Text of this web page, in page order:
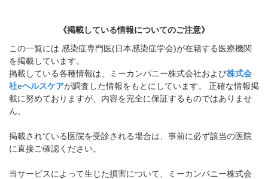
《掲載している情報についてのご注意》
この一覧には 感染症専門医(日本感染症学会)が在籍する医療機関
を掲載しています。
掲載している各種情報は、ミーカンパニー株式会社および株式会
社eヘルスケアが調査した情報をもとにしています。 正確な情報掲
載に努めておりますが、内容を完全に保証するものではありませ
ん。
掲載されている医院を受診される場合は、事前に必ず該当の医院
に直接ご確認ください。
当サービスによって生じた損害について、ミーカンパニー株式会